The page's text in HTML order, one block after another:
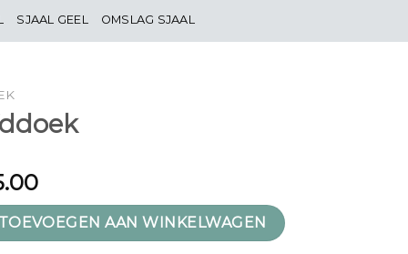
SJAAL GEEL OMSLAG SJAAL
TOEVOEGEN AAN WINKELWAGEN